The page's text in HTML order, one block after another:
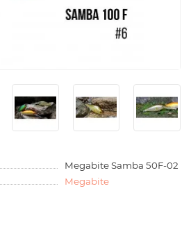
Megabite Samba 50F-02
Megabite